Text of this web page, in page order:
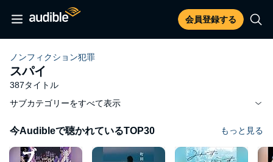
会員登録する
ノンフィクション犯罪
スパイ
387タイトル
サブカテゴリーをすべて表示
今Audibleで聴かれているTOP30 もっと見る